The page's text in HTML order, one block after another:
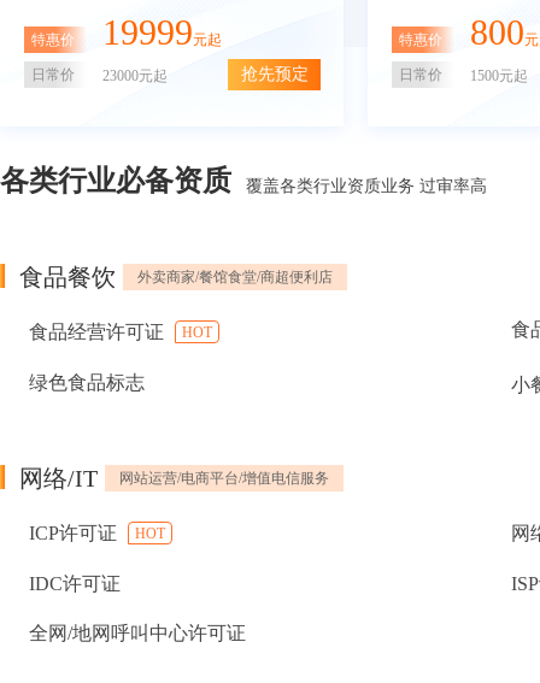
特惠价 19999元起
日常价 23000元起 抢先预定
特惠价 800
日常价 1500元起
各类行业必备资质 覆盖各类行业资质业务 过审率高
食品餐饮 外卖商家/餐馆食堂/商超便利店
食品经营许可证 HOT 食
绿色食品标志 小
网络/IT 网站运营/电商平台/增值电信服务
ICP许可证 HOT 网
IDC许可证
全网/地网呼叫中心许可证